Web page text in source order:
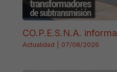
CO.P.E.S.N.A. informa
Actualidad 07/08/2026